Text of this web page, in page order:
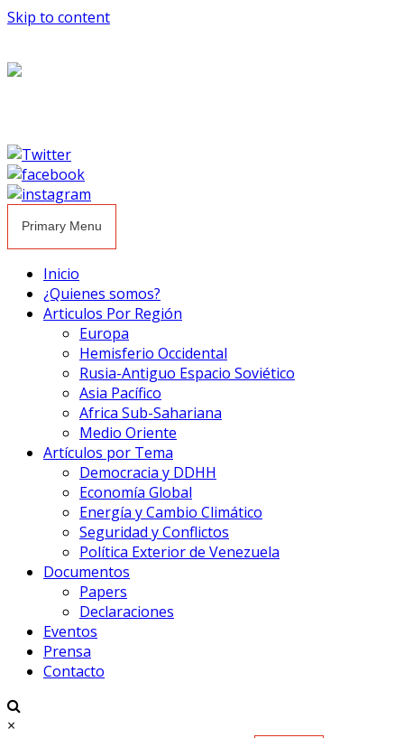
Skip to content
Primary Menu
Inicio
¿Quienes somos?
Articulos Por Región
Europa
Hemisferio Occidental
Rusia-Antiguo Espacio Soviético
Asia Pacífico
Africa Sub-Sahariana
Medio Oriente
Artículos por Tema
Democracia y DDHH
Economía Global
Energía y Cambio Climático
Seguridad y Conflictos
Política Exterior de Venezuela
Documentos
Papers
Declaraciones
Eventos
Prensa
Contacto
×